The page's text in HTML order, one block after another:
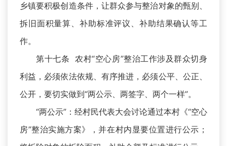
乡镇要积极创造条件，让群众参与整治对象的甄别、
拆旧面积量算、补助标准评议、补助结果确认等工
作。
第十七条 农村“空心房”整治工作涉及群众切身
利益，必须依法依规、有序推进，必须公平、公正、
公开，要切实做到“两公示、两签字、两个一样”。
“两公示”：经村民代表大会讨论通过本村《“空心
房”整治实施方案》，并在村内显要位置进行公示；